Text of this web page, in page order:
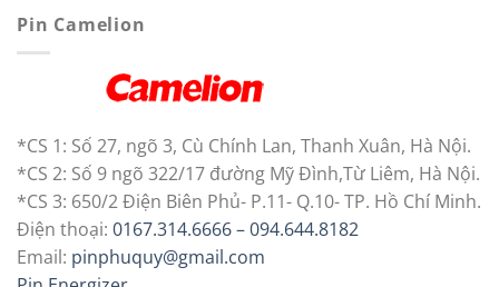
Pin Camelion
*CS 1: Số 27, ngõ 3, Cù Chính Lan, Thanh Xuân, Hà Nội.
*CS 2: Số 9 ngõ 322/17 đường Mỹ Đình,Từ Liêm, Hà Nội.
*CS 3: 650/2 Điện Biên Phủ- P.11- Q.10- TP. Hồ Chí Minh.
Điện thoại: 0167.314.6666 – 094.644.8182
Email: pinphuquy@gmail.com